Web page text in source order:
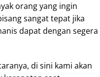
orang yang ingin
sangat tepat jika
dapat dengan segera
di sini kami akan